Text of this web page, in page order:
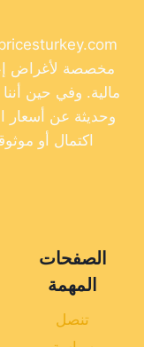
مخصصة لأغراض
مالية. وفي حين
وحديثة عن أسعار
اكتمال أو
الصفحات
المهمة
تنصل